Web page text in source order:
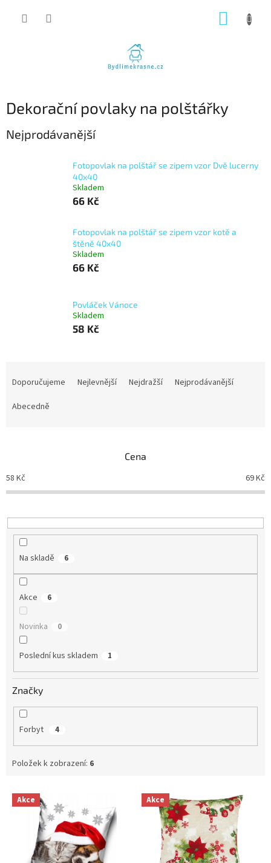
Dekorační povlaky na polštářky
Nejprodávanější
Fotopovlak na polštář se zipem vzor Dvě lucerny
40x40
Skladem
66 Kč
Fotopovlak na polštář se zipem vzor kotě a
štěně 40x40
Skladem
66 Kč
Povláček Vánoce
Skladem
58 Kč
o
d
k
t
Doporučujeme Nejlevnější Nejdražší
Nejprodávanější
Abecedně
Cena
58 Kč 69Kč
Na skladě 6
Akce 6
Novinka 0
Poslední kus skladem 1
Značky
Forbyt 4
Položek k zobrazení: 6
V Akce Akce